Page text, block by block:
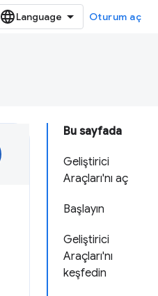
Oturum aç
Bu sayfada
Geliştirici
Araçları'nı aç
Başlayın
Geliştirici
Araçları'nı
keşfedin